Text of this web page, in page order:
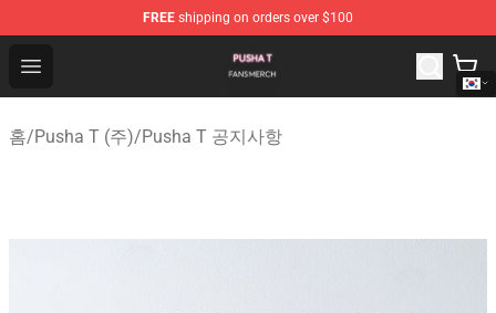
FREE shipping on orders over $100
Open menu
Pusha T Shop - Official Pusha T Merchandise Store
홈/Pusha T (주)/Pusha T 공지사항